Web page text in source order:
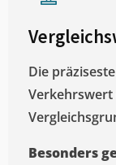
Die
Besonders